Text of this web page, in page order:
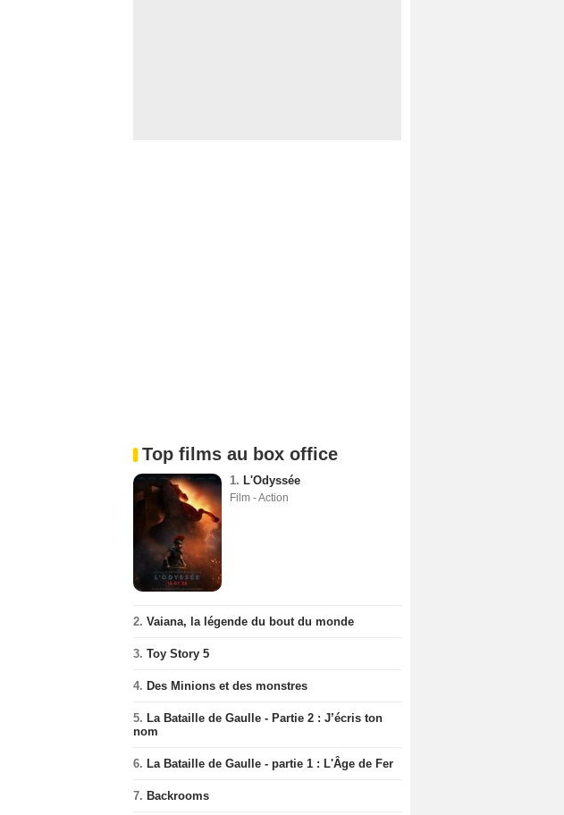
Top films au box office
1. L'Odyssée
Film - Action
2. Vaiana, la légende du bout du monde
3. Toy Story 5
4. Des Minions et des monstres
5. La Bataille de Gaulle - Partie 2 : J’écris ton
nom
6. La Bataille de Gaulle - partie 1 : L'Âge de Fer
7. Backrooms